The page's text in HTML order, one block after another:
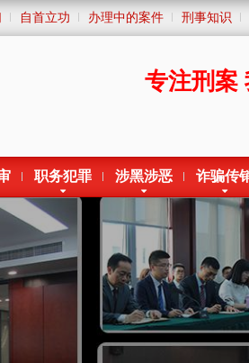
自首立功 办理中的案件 刑事知识
专注刑案
职务犯罪 涉黑涉恶 诈骗传